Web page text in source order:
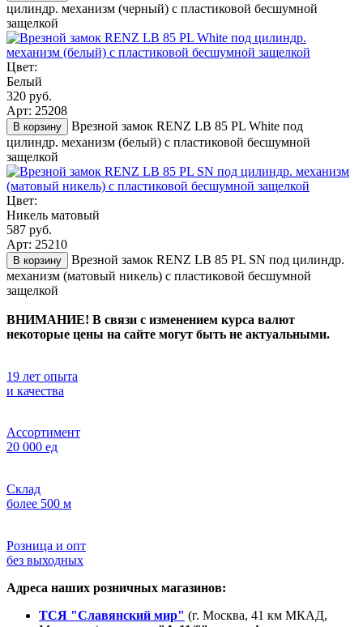
цилиндр. механизм (черный) с пластиковой бесшумной
защелкой
Цвет:
Белый
320 руб.
Арт: 25208
В корзину
Врезной замок RENZ LB 85 PL White под
цилиндр. механизм (белый) с пластиковой бесшумной
защелкой
Цвет:
Никель матовый
587 руб.
Арт: 25210
В корзину
Врезной замок RENZ LB 85 PL SN под цилиндр.
механизм (матовый никель) с пластиковой бесшумной
защелкой
ВНИМАНИЕ! В связи с изменением курса валют
некоторые цены на сайте могут быть не актуальными.
19 лет опыта
и качества
Ассортимент
20 000 ед
Склад
более 500 м
Розница и опт
без выходных
Адреса наших розничных магазинов:
ТСЯ "Славянский мир" (г. Москва, 41 км МКАД,